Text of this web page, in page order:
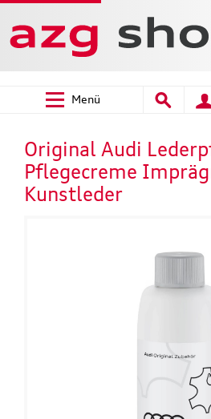
Menü
Original Audi
Pflegecreme
Kunstleder